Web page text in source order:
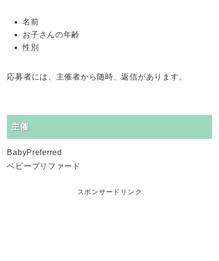
名前
お子さんの年齢
性別
応募者には、主催者から随時、返信があります。
主催
BabyPreferred
ベビープリファード
スポンサードリンク